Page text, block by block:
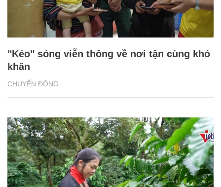
CHUYỂN ĐỘNG
"Kéo" sóng viễn thông về nơi tận cùng khó
khăn